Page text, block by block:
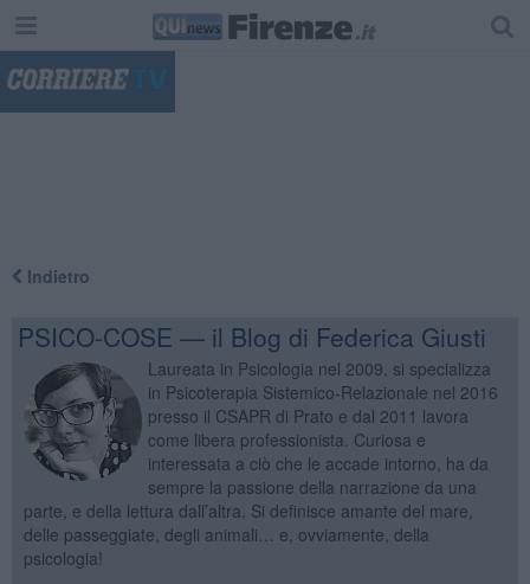
Indietro
PSICO-COSE — il Blog di Federica Giusti
Laureata in Psicologia nel 2009, si specializza
in Psicoterapia Sistemico-Relazionale nel 2016
presso il CSAPR di Prato e dal 2011 lavora
come libera professionista. Curiosa e
interessata a ciò che le accade intorno, ha da
sempre la passione della narrazione da una
parte, e della lettura dall’altra. Si definisce amante del mare,
delle passeggiate, degli animali… e, ovviamente, della
psicologia!